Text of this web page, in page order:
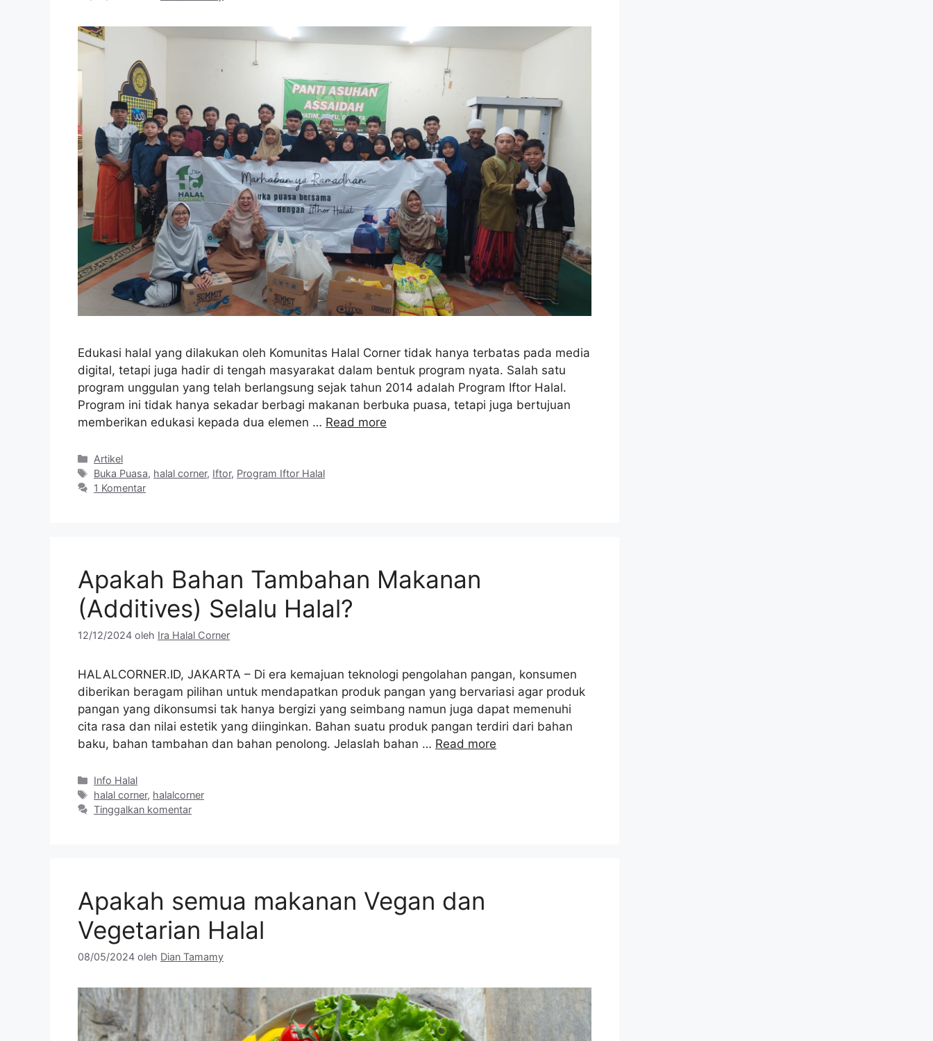
Edukasi halal yang dilakukan oleh Komunitas Halal Corner tidak hanya terbatas pada media
digital, tetapi juga hadir di tengah masyarakat dalam bentuk program nyata. Salah satu
program unggulan yang telah berlangsung sejak tahun 2014 adalah Program Iftor Halal.
Program ini tidak hanya sekadar berbagi makanan berbuka puasa, tetapi juga bertujuan
memberikan edukasi kepada dua elemen … Read more
Kategori
Artikel
Tag
Buka Puasa, halal corner, Iftor, Program Iftor Halal
1 Komentar
Apakah Bahan Tambahan Makanan
(Additives) Selalu Halal?
12/12/2024 oleh Ira Halal Corner
HALALCORNER.ID, JAKARTA – Di era kemajuan teknologi pengolahan pangan, konsumen
diberikan beragam pilihan untuk mendapatkan produk pangan yang bervariasi agar produk
pangan yang dikonsumsi tak hanya bergizi yang seimbang namun juga dapat memenuhi
cita rasa dan nilai estetik yang diinginkan. Bahan suatu produk pangan terdiri dari bahan
baku, bahan tambahan dan bahan penolong. Jelaslah bahan … Read more
Kategori
Info Halal
Tag
halal corner, halalcorner
Tinggalkan komentar
Apakah semua makanan Vegan dan
Vegetarian Halal
08/05/2024 oleh Dian Tamamy